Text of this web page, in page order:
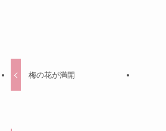
梅の花が満開